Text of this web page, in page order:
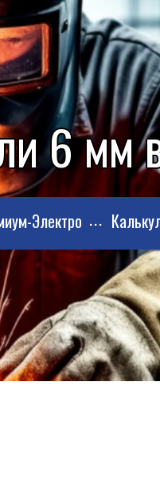
6 мм
Электро